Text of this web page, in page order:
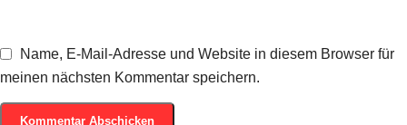
Name, E-Mail-Adresse und Website in diesem Browser für
meinen nächsten Kommentar speichern.